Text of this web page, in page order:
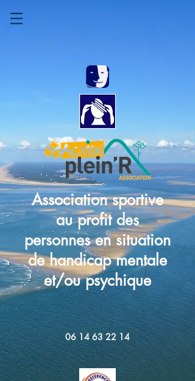
Association sportive
au profit des
personnes en situation
de handicap mentale
et/ou psychique
06 14 63 22 14